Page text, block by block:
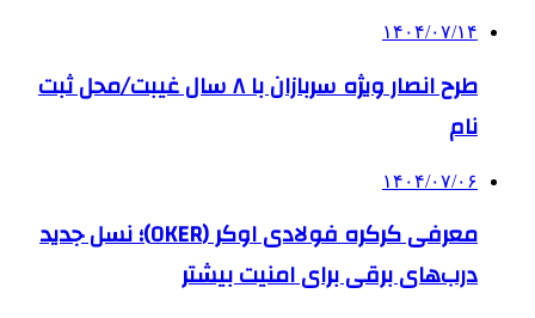
۱۴۰۴/۰۷/۱۴
طرح انصار ویژه سربازان با ۸ سال غیبت/محل ثبت
نام
۱۴۰۴/۰۷/۰۶
معرفی کرکره فولادی اوکر (OKER)؛ نسل جدید
درب‌های برقی برای امنیت بیشتر